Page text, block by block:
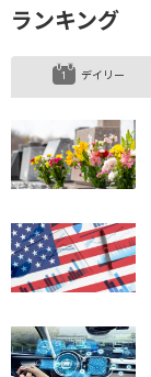
ランキング
デイリー